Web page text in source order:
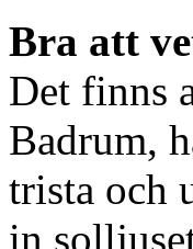
Bra att
Det finns
Badrum,
trista och
in